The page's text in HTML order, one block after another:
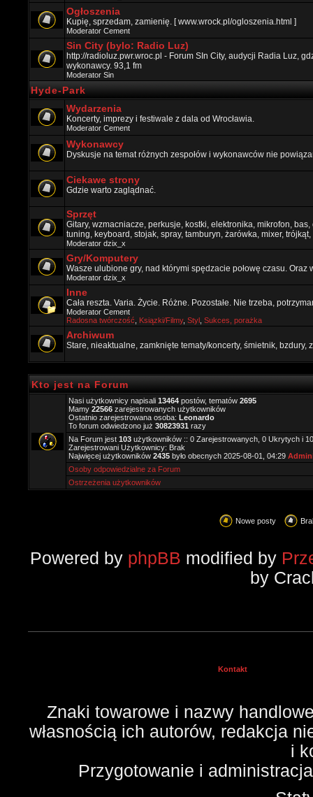
Ogłoszenia
Kupię, sprzedam, zamienię. [ www.wrock.pl/ogloszenia.html ]
Moderator Cement
Sin City (bylo: Radio Luz)
http://radioluz.pwr.wroc.pl - Forum SIn City, audycji Radia Luz,
wykonawcy. 93,1 fm
Moderator Sin
Hyde-Park
Wydarzenia
Koncerty, imprezy i festiwale z dala od Wrocławia.
Moderator Cement
Wykonawcy
Dyskusje na temat różnych zespołów i wykonawców nie
Ciekawe strony
Gdzie warto zaglądnać.
Sprzęt
Gitary, wzmacniacze, perkusje, kostki, elektronika, mikrofon,
tuning, keyboard, stojak, spray, tamburyn, żarówka, mixer, trójkąt,
Moderator dzix_x
Gry/Komputery
Wasze ulubione gry, nad którymi spędzacie połowę czasu.
Moderator dzix_x
Inne
Cała reszta. Varia. Życie. Różne. Pozostałe. Nie trzeba,
Moderator Cement
Radosna twórczość
Ksiązki/Filmy, Styl Sukces, porażka
Archiwum
Stare, nieaktualne, zamknięte tematy/koncerty, śmietnik, bzdury,
Kto jest na Forum
Nasi użytkownicy napisali 13464 postów, tematów 2695
Mamy 22566 zarejestrowanych użytkowników
Ostatnio zarejestrowana osoba: Leonardo
To forum odwiedzono już 30823931 razy
Na Forum jest 103 użytkowników :: 0 Zarejestrowanych, 0 Ukrytych i
Zarejestrowani Użytkownicy: Brak
Najwięcej użytkowników 2435 było obecnych 2025-08-01, 04:29
Osoby odpowiedzialne za Forum
Ostrzeżenia użytkowników
Nowe posty
Powered by phpBB modified by
by
Kontakt
Znaki towarowe i nazwy
własnością ich autorów, redakcja
i
Przygotowanie i